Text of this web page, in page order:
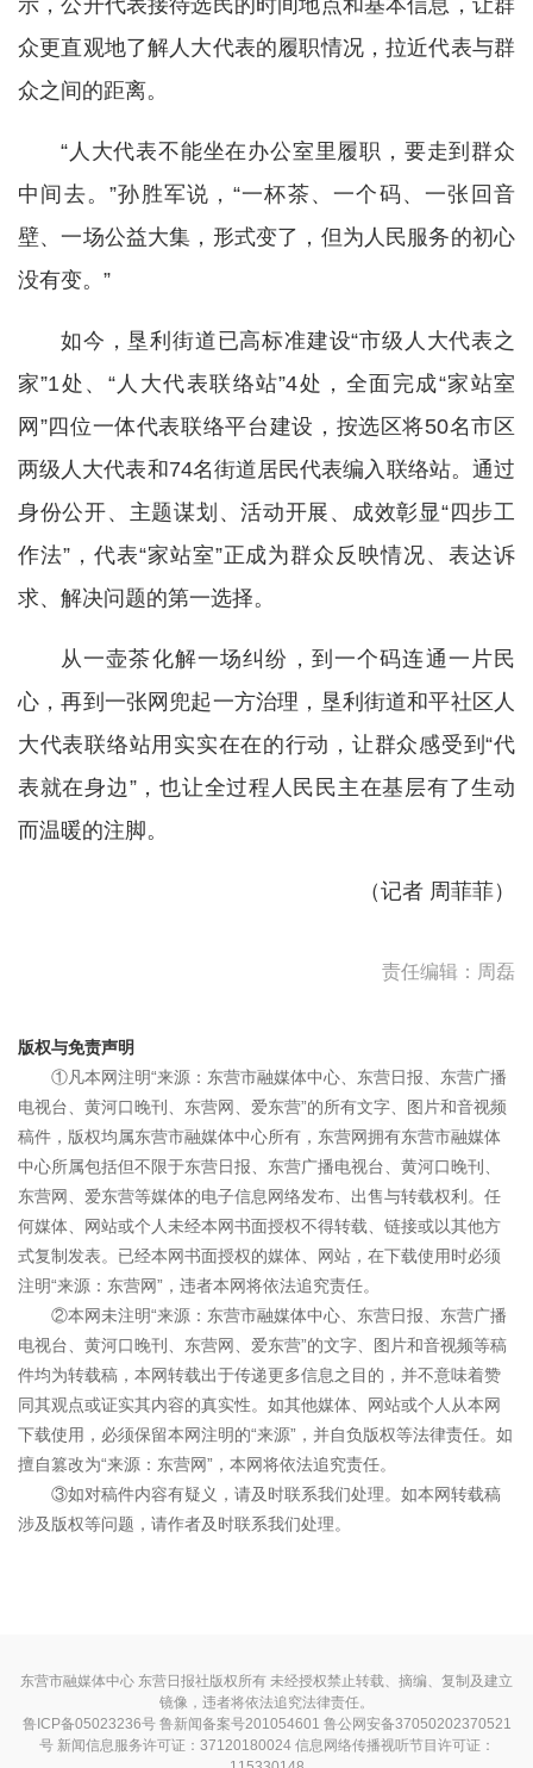
示，公开代表接待选民的时间地点和基本信息，让群
众更直观地了解人大代表的履职情况，拉近代表与群
众之间的距离。
“人大代表不能坐在办公室里履职，要走到群众
中间去。”孙胜军说，“一杯茶、一个码、一张回音
壁、一场公益大集，形式变了，但为人民服务的初心
没有变。”
如今，垦利街道已高标准建设“市级人大代表之
家”1处、“人大代表联络站”4处，全面完成“家站室
网”四位一体代表联络平台建设，按选区将50名市区
两级人大代表和74名街道居民代表编入联络站。通过
身份公开、主题谋划、活动开展、成效彰显“四步工
作法”，代表“家站室”正成为群众反映情况、表达诉
求、解决问题的第一选择。
从一壶茶化解一场纠纷，到一个码连通一片民
心，再到一张网兜起一方治理，垦利街道和平社区人
大代表联络站用实实在在的行动，让群众感受到“代
表就在身边”，也让全过程人民民主在基层有了生动
而温暖的注脚。
（记者 周菲菲）
责任编辑：周磊
版权与免责声明
①凡本网注明“来源：东营市融媒体中心、东营日报、东营广播
电视台、黄河口晚刊、东营网、爱东营”的所有文字、图片和音视频
稿件，版权均属东营市融媒体中心所有，东营网拥有东营市融媒体
中心所属包括但不限于东营日报、东营广播电视台、黄河口晚刊、
东营网、爱东营等媒体的电子信息网络发布、出售与转载权利。任
何媒体、网站或个人未经本网书面授权不得转载、链接或以其他方
式复制发表。已经本网书面授权的媒体、网站，在下载使用时必须
注明“来源：东营网”，违者本网将依法追究责任。
②本网未注明“来源：东营市融媒体中心、东营日报、东营广播
电视台、黄河口晚刊、东营网、爱东营”的文字、图片和音视频等稿
件均为转载稿，本网转载出于传递更多信息之目的，并不意味着赞
同其观点或证实其内容的真实性。如其他媒体、网站或个人从本网
下载使用，必须保留本网注明的“来源”，并自负版权等法律责任。如
擅自篡改为“来源：东营网”，本网将依法追究责任。
③如对稿件内容有疑义，请及时联系我们处理。如本网转载稿
涉及版权等问题，请作者及时联系我们处理。
东营市融媒体中心 东营日报社版权所有 未经授权禁止转载、摘编、复制及建立
镜像，违者将依法追究法律责任。
鲁ICP备05023236号鲁新闻备案号201054601 鲁公网安备37050202370521
号 新闻信息服务许可证：37120180024信息网络传播视听节目许可证：